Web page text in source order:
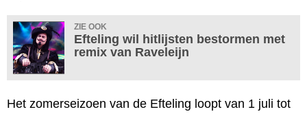
ZIE OOK
Efteling wil hitlijsten bestormen met
remix van Raveleijn
Het zomerseizoen van de Efteling loopt van 1 juli tot